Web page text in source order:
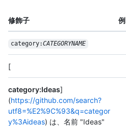
修飾子 例
category:CATEGORYNAME
[
category:Ideas]
(https://github.com/search?
utf8=%E2%9C%93&q=categor
y%3Aideas) は、名前 "Ideas"